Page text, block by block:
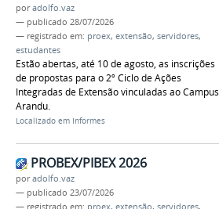
poradolfo.vaz
— publicado 28/07/2026
— registrado em: proex, extensão, servidores,
estudantes
Estão abertas, até 10 de agosto, as inscrições
de propostas para o 2º Ciclo de Ações
Integradas de Extensão vinculadas ao Campus
Arandu.
Localizado em Informes
PROBEX/PIBEX 2026
poradolfo.vaz
— publicado 23/07/2026
— registrado em: proex, extensão, servidores,